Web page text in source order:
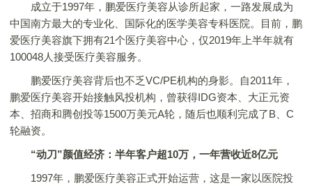
成立于1997年，鹏爱医疗美容从诊所起家，一路发展成为
中国南方最大的专业化、国际化的医学美容专科医院。目前，鹏
爱医疗美容旗下拥有21个医疗美容中心，仅2019年上半年就有
100048人接受医疗美容服务。
鹏爱医疗美容背后也不乏VC/PE机构的身影。自2011年，
鹏爱医疗美容开始接触风投机构，曾获得IDG资本、大正元资
本、招商和腾创投等1500万美元A轮，随后也顺利完成了B、C
轮融资。
“动刀”颜值经济： 半年客户超10万，一年营收近8亿元
1997年，鹏爱医疗美容正式开始运营，这是一家以医院投